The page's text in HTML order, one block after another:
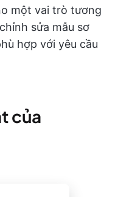
một vai trò tương
sửa mẫu sơ
hợp với yêu cầu
của